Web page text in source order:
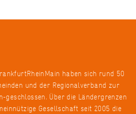
haben sich rund 50
und der Regionalverband zur
geschlossen. Über die Ländergrenzen
Gesellschaft seit 2005 die